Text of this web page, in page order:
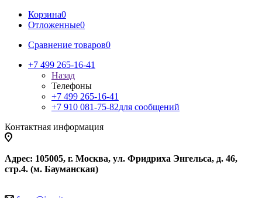
Корзина0
Отложенные0
Сравнение товаров0
+7 499 265-16-41
Назад
Телефоны
+7 499 265-16-41
+7 910 081-75-82для сообщений
Контактная информация
Адрес: 105005, г. Москва, ул. Фридриха Энгельса, д. 46,
стр.4. (м. Бауманская)